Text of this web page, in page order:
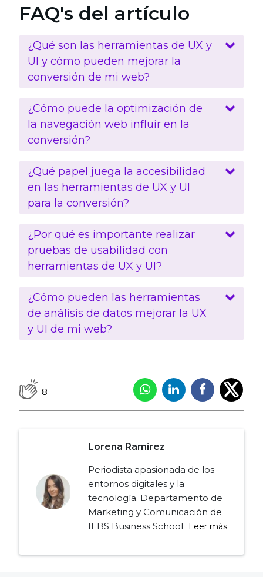
FAQ's del artículo
¿Qué son las herramientas de UX y
UI y cómo pueden mejorar la
conversión de mi web?
¿Cómo puede la optimización de
la navegación web influir en la
conversión?
¿Qué papel juega la accesibilidad
en las herramientas de UX y UI
para la conversión?
¿Por qué es importante realizar
pruebas de usabilidad con
herramientas de UX y UI?
¿Cómo pueden las herramientas
de análisis de datos mejorar la UX
y UI de mi web?
8
Lorena Ramírez
Periodista apasionada de los
entornos digitales y la
tecnología. Departamento de
Marketing y Comunicación de
IEBS Business School
Leer más